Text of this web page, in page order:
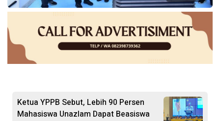
Ketua YPPB Sebut, Lebih 90 Persen
Mahasiswa Unazlam Dapat Beasiswa